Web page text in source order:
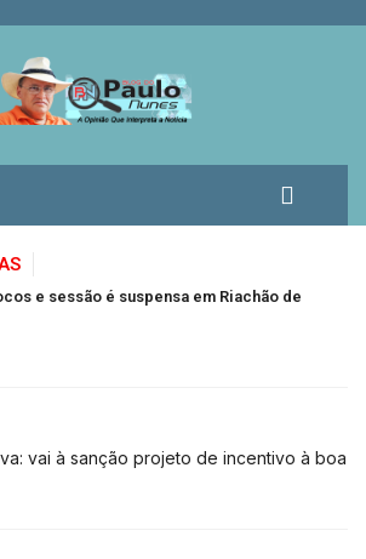
e sessão é suspensa em Riachão de
vai à sanção projeto de incentivo à boa